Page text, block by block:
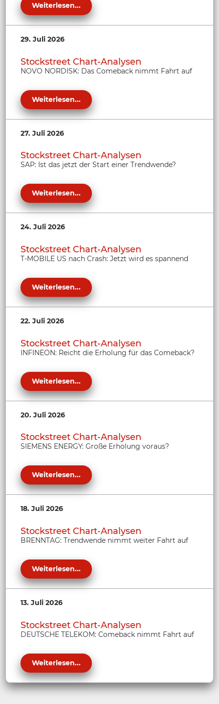
Weiterlesen...
29. Juli 2026
Stockstreet Chart-Analysen
NOVO NORDISK: Das Comeback nimmt Fahrt auf
Weiterlesen...
27. Juli 2026
Stockstreet Chart-Analysen
SAP: Ist das jetzt der Start einer Trendwende?
Weiterlesen...
24. Juli 2026
Stockstreet Chart-Analysen
T-MOBILE US nach Crash: Jetzt wird es spannend
Weiterlesen...
22. Juli 2026
Stockstreet Chart-Analysen
INFINEON: Reicht die Erholung für das Comeback?
Weiterlesen...
20. Juli 2026
Stockstreet Chart-Analysen
SIEMENS ENERGY: Große Erholung voraus?
Weiterlesen...
18. Juli 2026
Stockstreet Chart-Analysen
BRENNTAG: Trendwende nimmt weiter Fahrt auf
Weiterlesen...
13. Juli 2026
Stockstreet Chart-Analysen
DEUTSCHE TELEKOM: Comeback nimmt Fahrt auf
Weiterlesen...